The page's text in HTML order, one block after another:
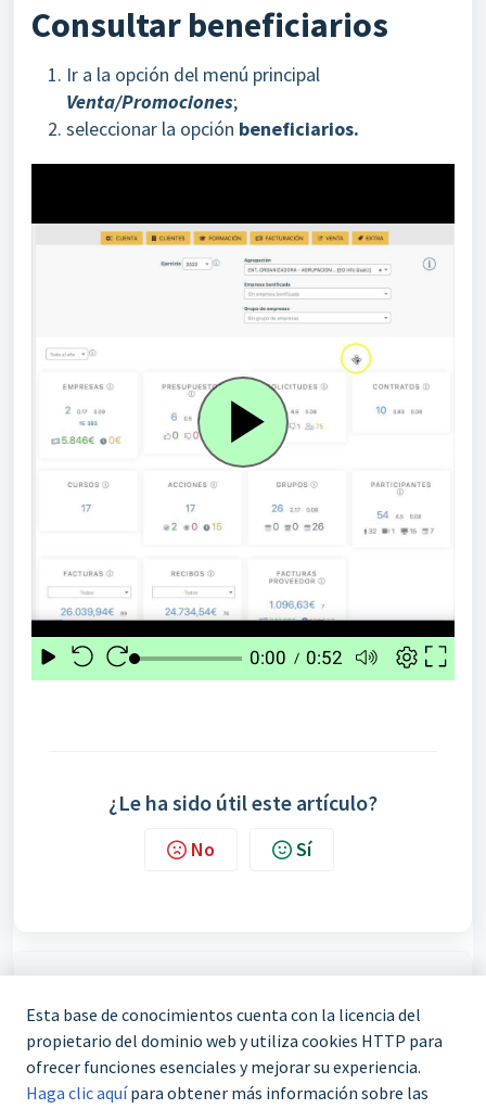
Consultar beneficiarios
Ir a la opción del menú principal
Venta/Promociones;
seleccionar la opción beneficiarios.
¿Le ha sido útil este artículo?
No Sí
Artículos en esta carpeta:
Promociones
Esta base de conocimientos cuenta con la licencia del
propietario del dominio web y utiliza cookies HTTP para
ofrecer funciones esenciales y mejorar su experiencia.
Haga clic aquípara obtener más información sobre las